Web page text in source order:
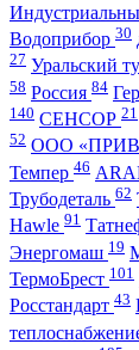
Водоприбор 30
27 Уральский
58 Россия 84
140 СЕНСОР 21
52 ООО
Темпер 46
Трубодеталь 62
Hawle 91
Энергомаш 19
ТермоБрест 101
Росстандарт 43